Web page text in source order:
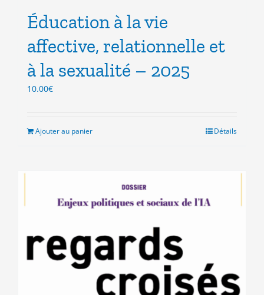
Éducation à la vie
affective, relationnelle et
à la sexualité – 2025
10.00€
Ajouter au panier Détails